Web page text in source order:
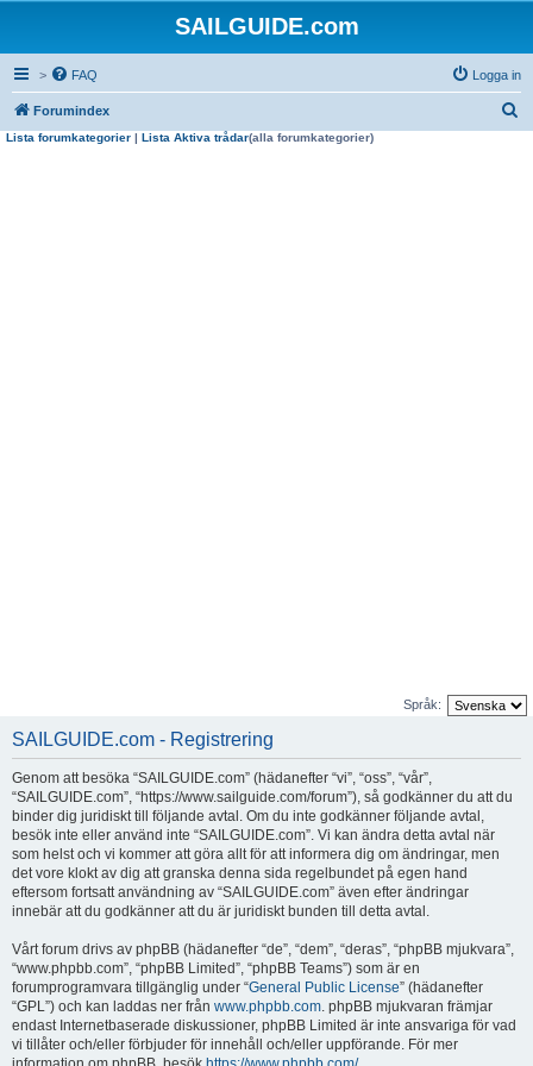
SAILGUIDE.com
> FAQ Logga in
Forumindex
Lista forumkategorier | Lista Aktiva trådar(alla forumkategorier)
Språk:
SAILGUIDE.com - Registrering
Genom att besöka “SAILGUIDE.com” (hädanefter “vi”, “oss”, “vår”,
“SAILGUIDE.com”, “https://www.sailguide.com/forum”), så godkänner du att du
binder dig juridiskt till följande avtal. Om du inte godkänner följande avtal,
besök inte eller använd inte “SAILGUIDE.com”. Vi kan ändra detta avtal när
som helst och vi kommer att göra allt för att informera dig om ändringar, men
det vore klokt av dig att granska denna sida regelbundet på egen hand
eftersom fortsatt användning av “SAILGUIDE.com” även efter ändringar
innebär att du godkänner att du är juridiskt bunden till detta avtal.
Vårt forum drivs av phpBB (hädanefter “de”, “dem”, “deras”, “phpBB mjukvara”,
“www.phpbb.com”, “phpBB Limited”, “phpBB Teams”) som är en
forumprogramvara tillgänglig under “General Public License” (hädanefter
“GPL”) och kan laddas ner från www.phpbb.com. phpBB mjukvaran främjar
endast Internetbaserade diskussioner, phpBB Limited är inte ansvariga för vad
vi tillåter och/eller förbjuder för innehåll och/eller uppförande. För mer